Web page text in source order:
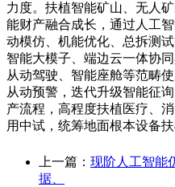
力度。扶植智能矿山、无人
能财产融合成长，通过人工
动模仿、机能优化、总拆测
智能大模子、端边云一体协
从动驾驶、智能座舱等范畴
从动预警，迭代升级智能征
产流程，高程度扶植医疗、
用中试，统筹地面根本设备扶
上一篇： 现阶人工智能
据、